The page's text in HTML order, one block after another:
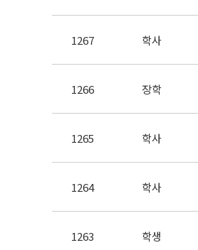
1267 학사
1266 장학
1265 학사
1264 학사
1263 학생